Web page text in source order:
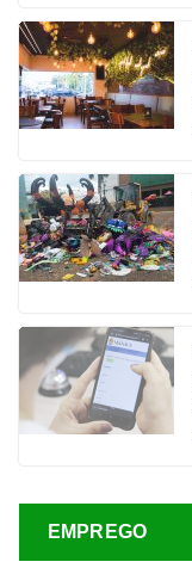
EMPREGO